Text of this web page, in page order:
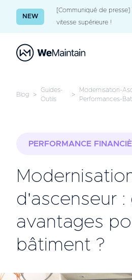
NEW
[Communiqué de presse]
vitesse supérieure !
Blog >
Guides-
Outils
>
Modernisation-
Performances-
PERFORMANCE
d'ascenseur :
avantages
bâtiment ?